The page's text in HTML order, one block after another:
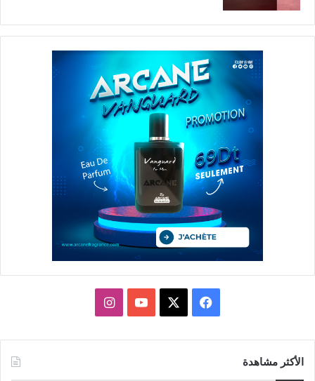
فيسبوك يوتيوبانستقرام
الأكثر مشاهدة